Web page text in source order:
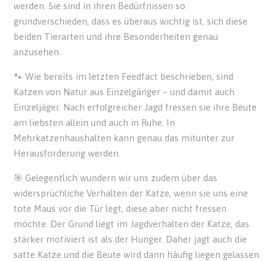
werden. Sie sind in ihren Bedürfnissen so
grundverschieden, dass es überaus wichtig ist, sich diese
beiden Tierarten und ihre Besonderheiten genau
anzusehen.
🐾 Wie bereits im letzten Feedfact beschrieben, sind
Katzen von Natur aus Einzelgänger – und damit auch
Einzeljäger. Nach erfolgreicher Jagd fressen sie ihre Beute
am liebsten allein und auch in Ruhe. In
Mehrkatzenhaushalten kann genau das mitunter zur
Herausforderung werden.
🎯 Gelegentlich wundern wir uns zudem über das
widersprüchliche Verhalten der Katze, wenn sie uns eine
tote Maus vor die Tür legt, diese aber nicht fressen
möchte. Der Grund liegt im Jagdverhalten der Katze, das
stärker motiviert ist als der Hunger. Daher jagt auch die
satte Katze und die Beute wird dann häufig liegen gelassen.